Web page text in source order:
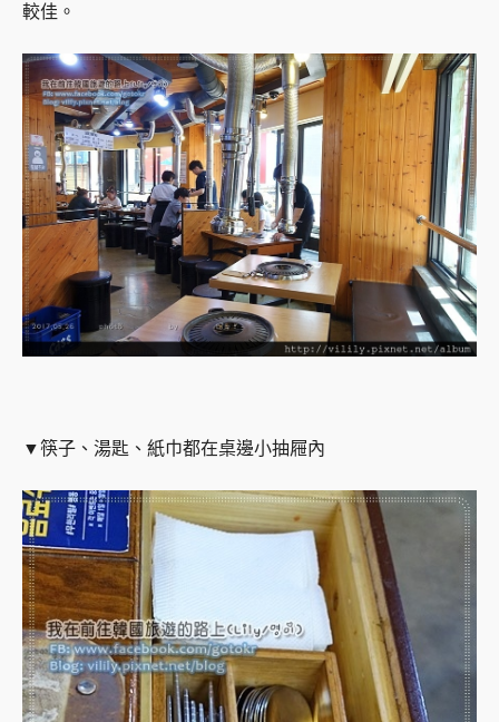
較佳。
▼筷子、湯匙、紙巾都在桌邊小抽屜內